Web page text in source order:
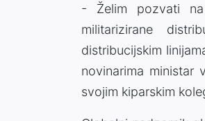
- Želim pozvati na
militarizirane
distribucijskim
novinarima ministar
svojim kiparskim